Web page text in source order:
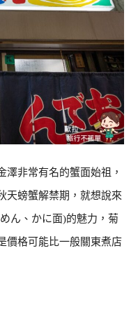
澤非常有名的蟹面始祖，
天螃蟹解禁期，就想說來
ん、かに面)的魅力，菊
價格可能比一般關東煮店